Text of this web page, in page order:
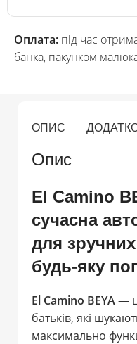
Оплата: під час
банка, пакунком
ОПИС
Опис
El Camino
сучасна
для
будь-яку
El Camino BEYA—
батьків, які
максимально